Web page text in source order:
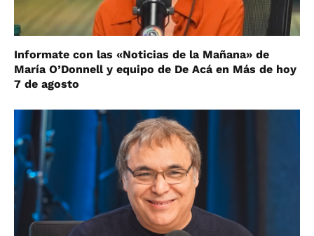
Informate con las «Noticias de la Mañana» de
María O’Donnell y equipo de De Acá en Más de hoy
7 de agosto